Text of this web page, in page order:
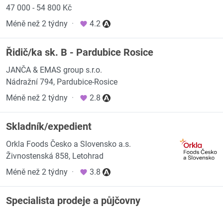
47 000 - 54 800 Kč
Méně než 2 týdny · 4.2
Řidič/ka sk. B - Pardubice Rosice
JANČA & EMAS group s.r.o.
Nádražní 794, Pardubice-Rosice
Méně než 2 týdny · 2.8
Skladník/expedient
Orkla Foods Česko a Slovensko a.s.
Živnostenská 858, Letohrad
Méně než 2 týdny · 3.8
Specialista prodeje a půjčovny